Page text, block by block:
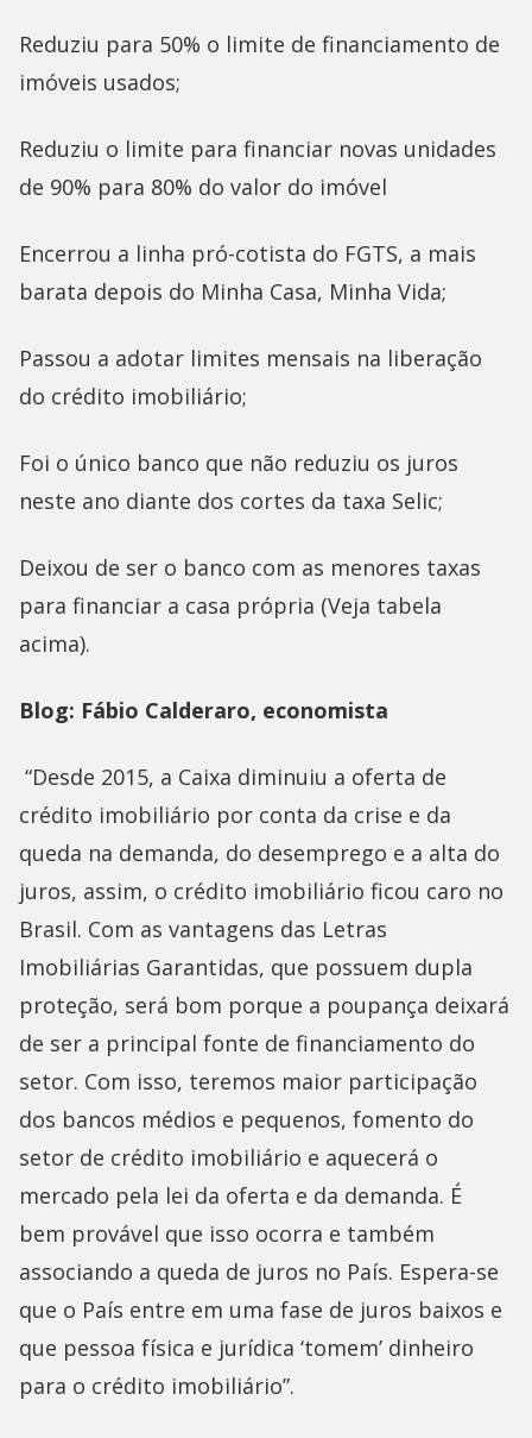
Reduziu para 50% o limite de financiamento de
imóveis usados;
Reduziu o limite para financiar novas unidades
de 90% para 80% do valor do imóvel
Encerrou a linha pró-cotista do FGTS, a mais
barata depois do Minha Casa, Minha Vida;
Passou a adotar limites mensais na liberação
do crédito imobiliário;
Foi o único banco que não reduziu os juros
neste ano diante dos cortes da taxa Selic;
Deixou de ser o banco com as menores taxas
para financiar a casa própria (Veja tabela
acima).
Blog: Fábio Calderaro, economista
“Desde 2015, a Caixa diminuiu a oferta de
crédito imobiliário por conta da crise e da
queda na demanda, do desemprego e a alta do
juros, assim, o crédito imobiliário ficou caro no
Brasil. Com as vantagens das Letras
Imobiliárias Garantidas, que possuem dupla
proteção, será bom porque a poupança deixará
de ser a principal fonte de financiamento do
setor. Com isso, teremos maior participação
dos bancos médios e pequenos, fomento do
setor de crédito imobiliário e aquecerá o
mercado pela lei da oferta e da demanda. É
bem provável que isso ocorra e também
associando a queda de juros no País. Espera-se
que o País entre em uma fase de juros baixos e
que pessoa física e jurídica ‘tomem’ dinheiro
para o crédito imobiliário”.